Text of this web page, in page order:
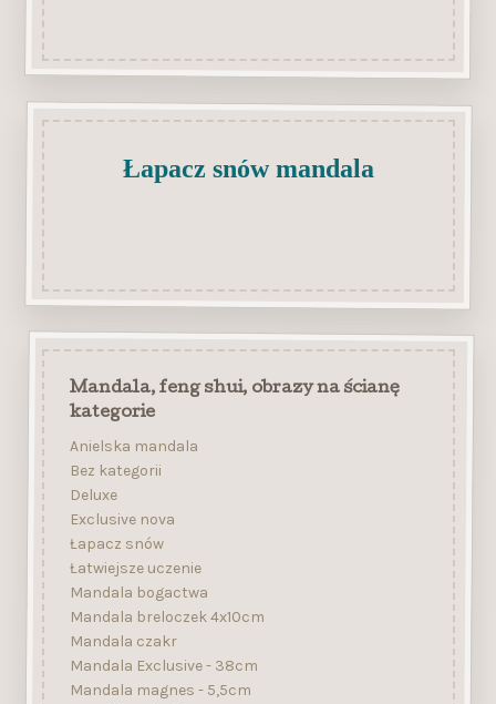
Łapacz snów mandala
Mandala, feng shui, obrazy na ścianę
kategorie
Anielska mandala
Bez kategorii
Deluxe
Exclusive nova
Łapacz snów
Łatwiejsze uczenie
Mandala bogactwa
Mandala breloczek 4x10cm
Mandala czakr
Mandala Exclusive - 38cm
Mandala magnes - 5,5cm